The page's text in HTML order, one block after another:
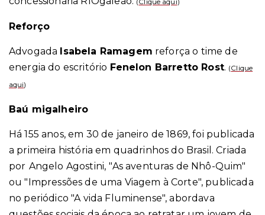
Reforço
Advogada Isabela Ramagem reforça o time de
energia do escritório Fenelon Barretto Rost. (Clique
aqui)
Baú migalheiro
Há 155 anos, em 30 de janeiro de 1869, foi publicada
a primeira história em quadrinhos do Brasil. Criada
por Angelo Agostini, "As aventuras de Nhô-Quim"
ou "Impressões de uma Viagem à Corte", publicada
no periódico "A vida Fluminense", abordava